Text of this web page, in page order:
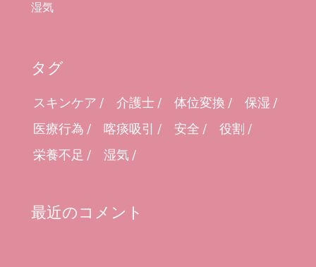
湿気
タグ
スキンケア 介護士 体位変換
保湿
医療行為
喀痰吸引 安全
役割
栄養不足
湿気
最近のコメント